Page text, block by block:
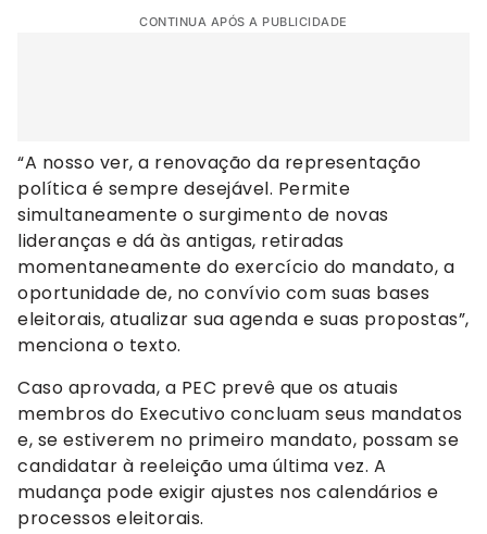
CONTINUA APÓS A PUBLICIDADE
“A nosso ver, a renovação da representação
política é sempre desejável. Permite
simultaneamente o surgimento de novas
lideranças e dá às antigas, retiradas
momentaneamente do exercício do mandato, a
oportunidade de, no convívio com suas bases
eleitorais, atualizar sua agenda e suas propostas”,
menciona o texto.
Caso aprovada, a PEC prevê que os atuais
membros do Executivo concluam seus mandatos
e, se estiverem no primeiro mandato, possam se
candidatar à reeleição uma última vez. A
mudança pode exigir ajustes nos calendários e
processos eleitorais.